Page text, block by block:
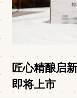
匠心精酿启
即将上市